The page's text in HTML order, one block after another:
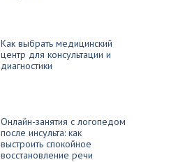
Как выбрать медицинский
центр для консультации и
диагностики
Онлайн-занятия с логопедом
после инсульта: как
выстроить спокойное
восстановление речи